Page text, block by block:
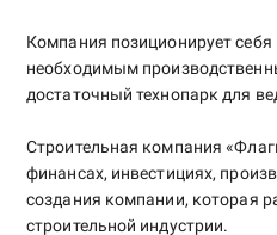
Компания позиционирует
необходимым
достаточный технопарк для
Строительная компания
финансах, инвестициях,
создания компании, которая
строительной индустрии.